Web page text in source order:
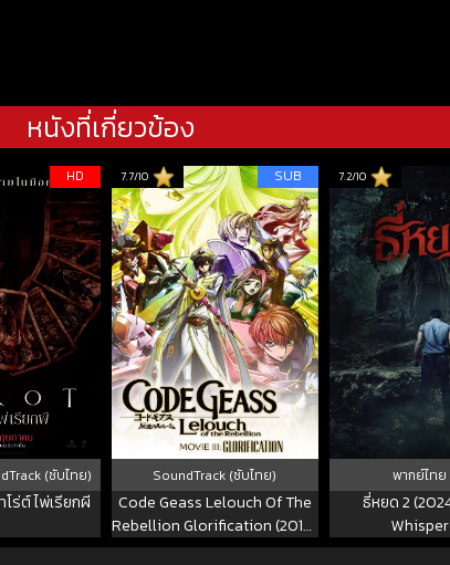
หนังที่เกี่ยวข้อง
HD
(ซับไทย)
ร่ต์ ไพ่เรียกผี
7.7/10 SUB
SoundTrack (ซับไทย)
Code Geass Lelouch Of The
Rebellion Glorification (2018)
การปฏิวัติของลูลูช บทที่ 3 หนทาง
7.2/10
พากย์ไทย
ธี่หยด 2